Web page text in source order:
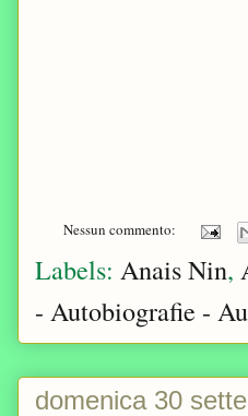
Nessun commento:
Labels: Anais Nin,
- Autobiografie -
domenica 30